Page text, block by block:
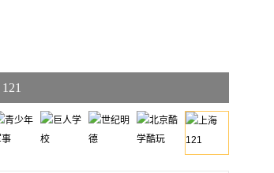
121